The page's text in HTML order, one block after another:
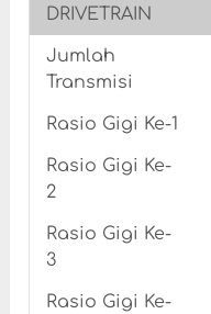
DRIVETRAIN
Jumlah
Transmisi
Rasio Gigi Ke-1
Rasio Gigi Ke-
2
Rasio Gigi Ke-
3
Rasio Gigi Ke-